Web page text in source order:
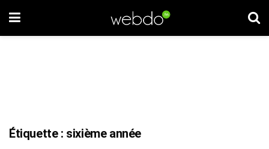
Étiquette : sixième année